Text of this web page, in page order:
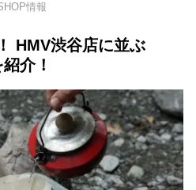
情報
HMV渋谷店に並ぶ
介！